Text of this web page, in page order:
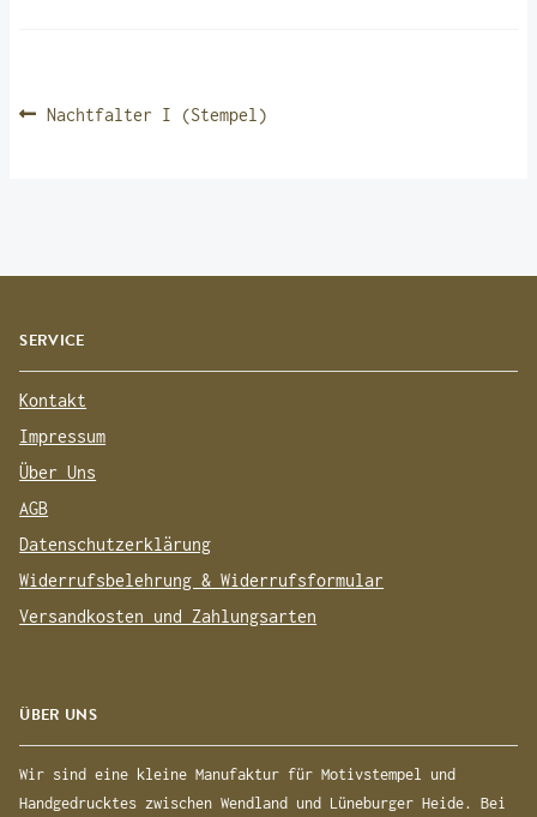
BEITRAGSNAVIGATION
Vorheriger
Nachtfalter I (Stempel)
SERVICE
Kontakt
Impressum
Über Uns
AGB
Datenschutzerklärung
Widerrufsbelehrung & Widerrufsformular
Versandkosten und Zahlungsarten
ÜBER UNS
Wir sind eine kleine Manufaktur für Motivstempel und
Handgedrucktes zwischen Wendland und Lüneburger Heide. Bei